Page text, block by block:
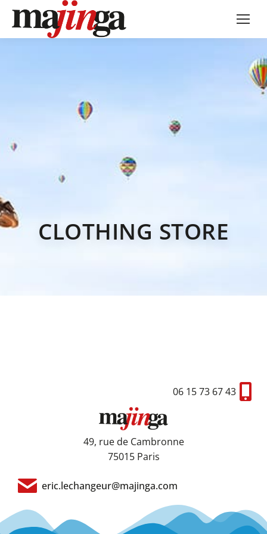
CLOTHING STORE
06 15 73 67 43
49, rue de Cambronne
75015 Paris
eric.lechangeur@majinga.com